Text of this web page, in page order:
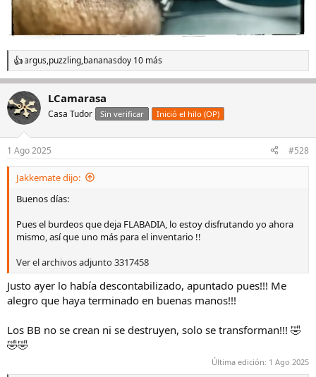
R
e
c
c
i
e
s
argus,puzzling,bananasdoy 10 más
LCamarasa
Casa Tudor Sin verificar Inició el hilo (OP)
1 Ago 2025 #528
Jakkemate dijo:
Buenos días:
Pues el burdeos que deja FLABADIA, lo estoy disfrutando yo ahora
mismo, así que uno más para el inventario !!
Ver el archivos adjunto 3317458
Justo ayer lo había descontabilizado, apuntado pues!!! Me
alegro que haya terminado en buenas manos!!!
Los BB no se crean ni se destruyen, solo se transforman!!! 🤣
🤣🤣
Última edición: 1 Ago 2025